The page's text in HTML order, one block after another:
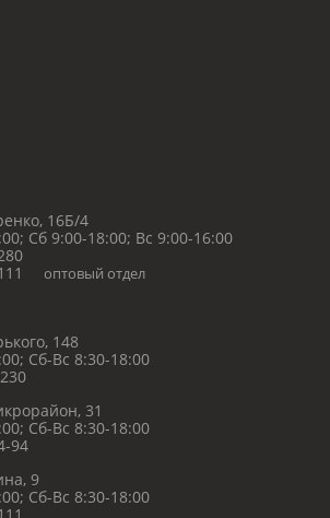
16Б/4
Сб 9:00-18:00; Вс 9:00-16:00
оптовый отдел
148
Сб-Вс 8:30-18:00
31
Сб-Вс 8:30-18:00
94
9
Сб-Вс 8:30-18:00